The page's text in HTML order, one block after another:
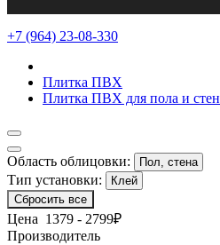
+7 (964) 23-08-330
Плитка ПВХ
Плитка ПВХ для пола и стен
Область облицовки: Пол, стена
Тип установки:
Клей
Сбросить все
Цена 1379 - 2799₽
Производитель